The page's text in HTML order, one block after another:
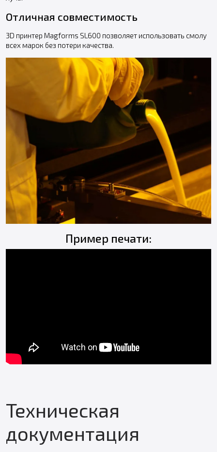
Отличная совместимость
3D принтер Magforms SL600 позволяет использовать смолу
всех марок без потери качества.
Пример печати:
Техническая
документация